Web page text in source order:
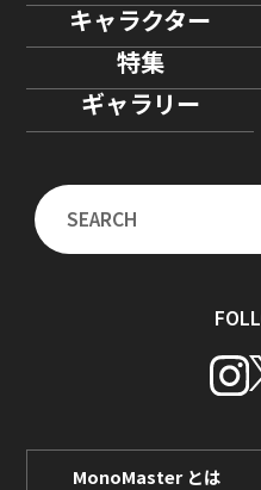
キャラクター
特集
ギャラリー
MonoMaster とは